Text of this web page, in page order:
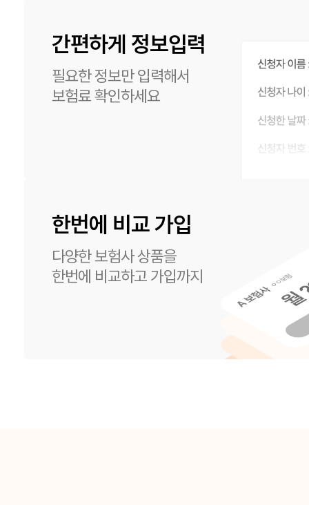
간편하게 정보입력
필요한 정보만 입력해서
보험료 확인하세요
한번에 비교 가입
다양한 보험사 상품을
한번에 비교하고 가입까지